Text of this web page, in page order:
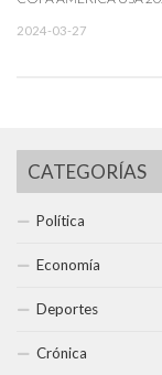
2024-03-27
CATEGORÍAS
Política
Economía
Deportes
Crónica